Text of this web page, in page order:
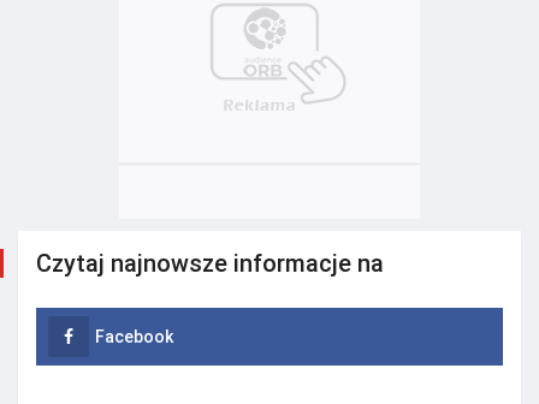
Czytaj najnowsze informacje na
Facebook